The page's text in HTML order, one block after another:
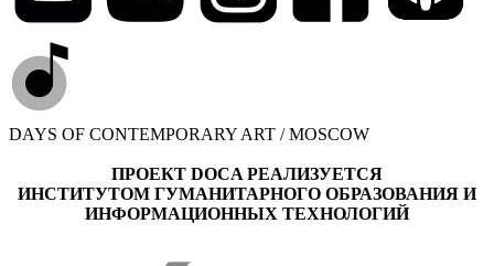
DAYS OF CONTEMPORARY ART / MOSCOW
ПРОЕКТ DOCA РЕАЛИЗУЕТСЯ
ИНСТИТУТОМ ГУМАНИТАРНОГО ОБРАЗОВАНИЯ И
ИНФОРМАЦИОННЫХ ТЕХНОЛОГИЙ